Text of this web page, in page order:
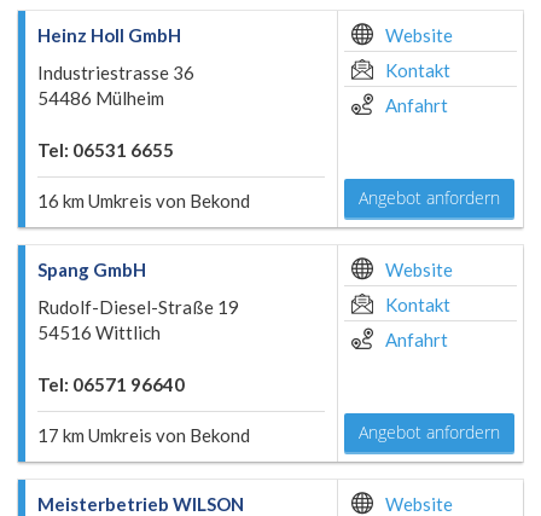
Heinz Holl GmbH
Industriestrasse 36
54486 Mülheim
Tel: 06531 6655
16 km Umkreis von Bekond
Website
Kontakt
Anfahrt
Angebot anfordern
Spang GmbH
Rudolf-Diesel-Straße 19
54516 Wittlich
Tel: 06571 96640
17 km Umkreis von Bekond
Website
Kontakt
Anfahrt
Angebot anfordern
Meisterbetrieb WILSON
Website